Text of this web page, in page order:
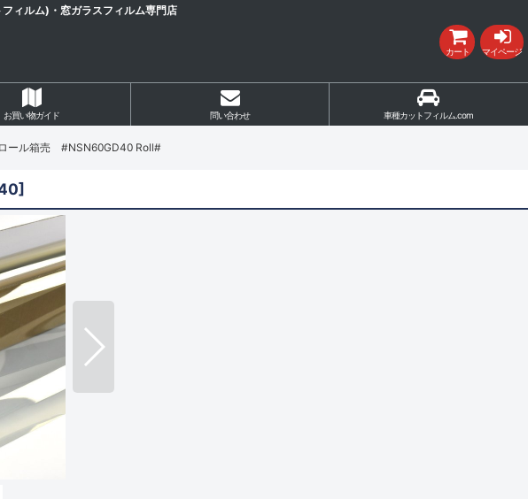
ィルム)・窓ガラスフィルム専門店
カート マイページ
お買い物ガイド 問い合わせ 車種カットフィルム.com
ール箱売 #NSN60GD40 Roll#
]